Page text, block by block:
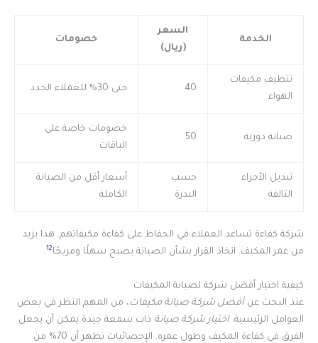
الخدمة
السعر
(ريال)
خصومات
تنظيف مكيفات
الهواء
40 حتى 30% للعملاء الجدد
صيانة دورية 50
خصومات خاصة على
الباقات
تبديل الأجزاء
التالفة
حسب
الندرة
أسعار أقل من الصيانة
الكاملة
شركة كفاءة تساعد العملاء في الحفاظ على كفاءة مكيفاتهم. هذا يزيد
من عمر المكيف. اتخاذ القرار بشأن الصيانة يصبح سهلًا ومربحًا12
.
كيفية اختيار أفضل شركة لصيانة المكيفات
عند البحث عن أفضل شركة صيانة مكيفات ، من المهم النظر في بعض
العوامل الرئيسية. اختيار شركة صيانة ذات سمعة جيدة يمكن أن يجعل
الفرق في كفاءة المكيف وطول عمره. الإحصائيات تظهر أن 70% من